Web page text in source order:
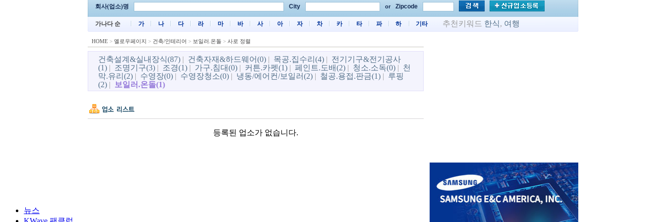
회사(업소)명 City or Zipcode
가나다 순 가 나 다 라 마 바 사 아 자 차 카 타 파 하 기타 추천키워드 한식, 여행
HOME > 옐로우페이지 > 건축/인테리어 > 보일러.온돌 > 사로 정렬
건축설계&실내장식(87) | 건축자재&하드웨어(0) | 목공.집수리(4) | 전기기구&전기공사
(1) | 조명기구(3) | 조경(1) | 가구.침대(0) | 커튼.카펫(1) | 페인트.도배(2) | 청소.소독(0) | 천
막.유리(2) | 수영장(0) | 수영장청소(0) | 냉동/에어컨/보일러(2) | 철공.용접.판금(1) | 루핑
(2) | 보일러.온돌(1)
등록된 업소가 없습니다.
뉴스